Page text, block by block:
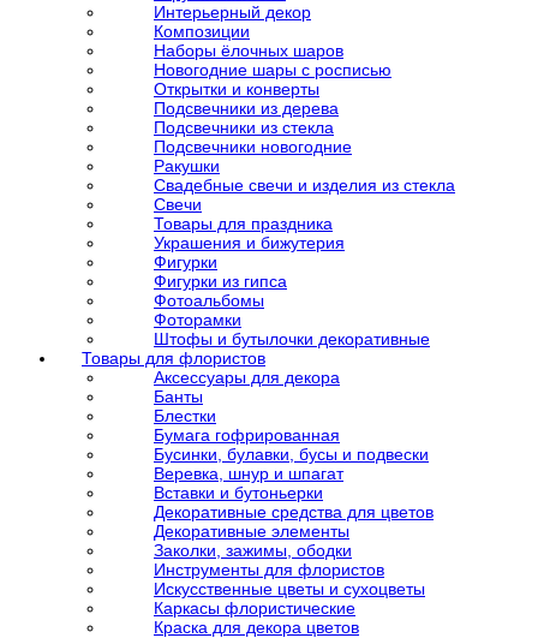
Интерьерный декор
Композиции
Наборы ёлочных шаров
Новогодние шары с росписью
Открытки и конверты
Подсвечники из дерева
Подсвечники из стекла
Подсвечники новогодние
Ракушки
Свадебные свечи и изделия из стекла
Свечи
Товары для праздника
Украшения и бижутерия
Фигурки
Фигурки из гипса
Фотоальбомы
Фоторамки
Штофы и бутылочки декоративные
Товары для флористов
Аксессуары для декора
Банты
Блестки
Бумага гофрированная
Бусинки, булавки, бусы и подвески
Веревка, шнур и шпагат
Вставки и бутоньерки
Декоративные средства для цветов
Декоративные элементы
Заколки, зажимы, ободки
Инструменты для флористов
Искусственные цветы и сухоцветы
Каркасы флористические
Краска для декора цветов